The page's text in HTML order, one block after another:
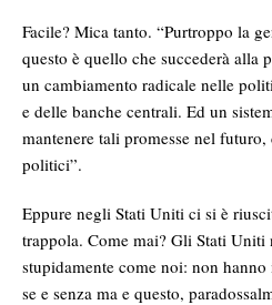
Facile? Mica tanto. “Purtroppo la
questo è quello che succederà alla
un cambiamento radicale nelle
e delle banche centrali. Ed un
mantenere tali promesse nel
politici”.
Eppure negli Stati Uniti ci si è
trappola. Come mai? Gli Stati
stupidamente come noi: non
se e senza ma e questo,